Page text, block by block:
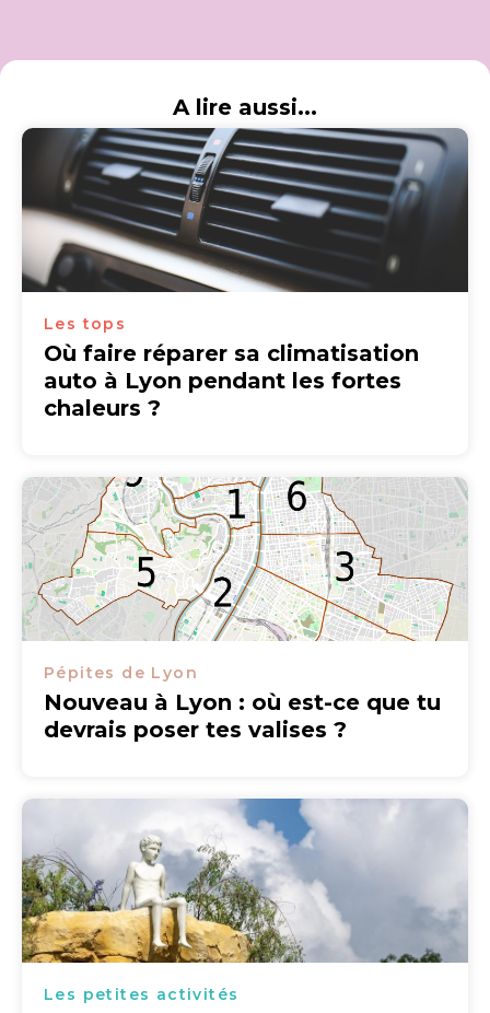
A lire aussi...
Les tops
Où faire réparer sa climatisation
auto à Lyon pendant les fortes
chaleurs ?
Pépites de Lyon
Nouveau à Lyon : où est-ce que tu
devrais poser tes valises ?
Les petites activités